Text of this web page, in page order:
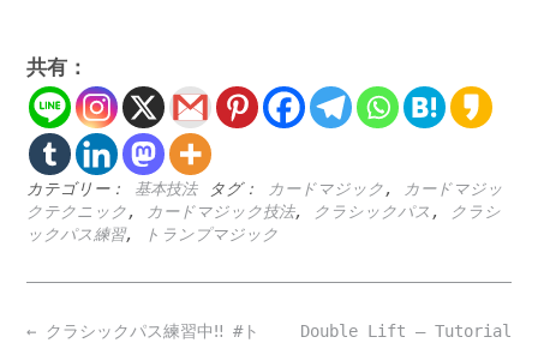
共有：
カテゴリー： 基本技法 タグ： カードマジック ,
カードマジッ
クテクニック , カードマジック技法, クラシックパス ,
クラシ
ックパス練習, トランプマジック
Post
Double Lift – Tutorial
← クラシックパス練習中‼️ #ト